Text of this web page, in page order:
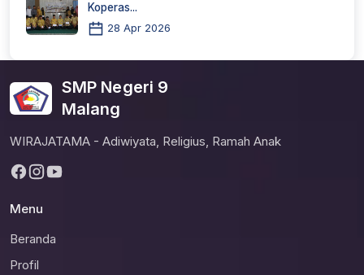
Koperas...
28 Apr 2026
SMP Negeri 9
Malang
WIRAJATAMA - Adiwiyata, Religius, Ramah Anak
Menu
Beranda
Profil